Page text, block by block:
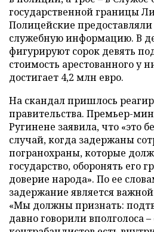
государственной границы
Полицейские
служебную информацию. В
фигурируют сорок девять
стоимость арестованного у
достигает 4,2 млн евро.
На скандал пришлось
правительства. Премьер-
Ругинене заявила, что «это
случай, когда задержаны
погранохраны, которые
государство, оборонять его
доверие народа». По ее
задержание является
«Мы должны признать:
давно говорили вполголоса